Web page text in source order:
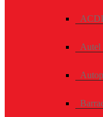
Autel